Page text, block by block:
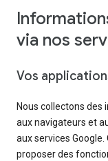
via nos
Vos
Nous collectons
aux navigateurs et
aux services
proposer des